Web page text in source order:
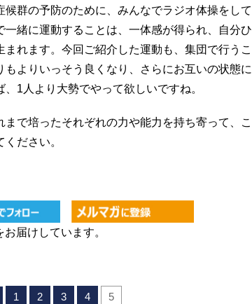
群の予防のために、みんなでラジオ体操をして
緒に運動することは、一体感が得られ、自分ひ
れます。今回ご紹介した運動も、集団で行うこ
よりいっそう良くなり、さらにお互いの状態に
1人より大勢でやって欲しいですね。
で培ったそれぞれの力や能力を持ち寄って、こ
ださい。
お届けしています。
1 2 3 4 5